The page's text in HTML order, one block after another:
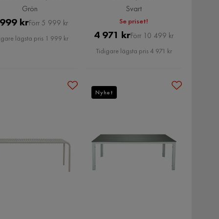
Grön
Pris
krOriginal
Pris
Förr 5 999 kr
lägsta pris 1 999 kr
Svart
Se priset!
Pris
4 971 krOriginal
Pris
Förr 10 499 kr
Tidigare lägsta pris 4 971 kr
Nyhet